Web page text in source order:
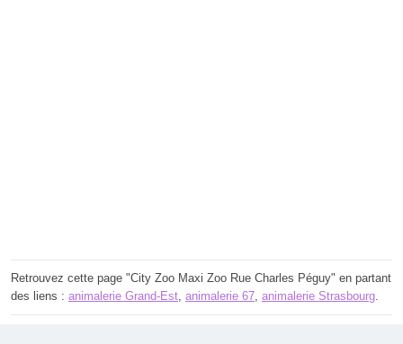
Retrouvez cette page "City Zoo Maxi Zoo Rue Charles Péguy" en partant
des liens : animalerie Grand-Est animalerie 67 animalerie Strasbourg